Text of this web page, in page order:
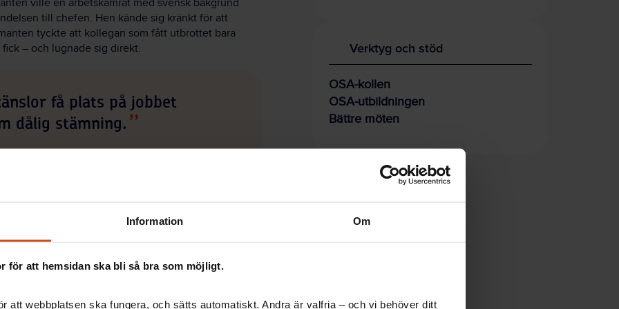
Information Om
för att hemsidan ska bli så bra som möjligt.
att webbplatsen ska fungera, och sätts automatiskt. Andra är valfria – och vi behöver ditt
ville en arbetskamrat med svensk bakgrund
till chefen. Hen kände sig kränkt för att
tyckte att kollegan som fått utbrottet bara
– och lugnade sig direkt.
få plats på jobbet
dålig stämning.
medan andra upplever det som dålig stämning.
händer något som forskarna beskriver som bortfall
och alla känner det gnisslande ostämda
det som hänt.
En del vill dra in chefen, andra inte. Det
Verktyg och stöd
OSA-kollen
OSA-utbildningen
Bättre möten